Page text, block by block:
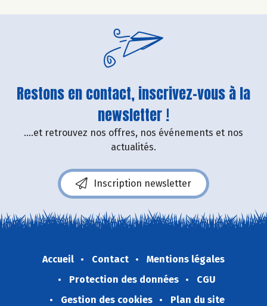
Restons en contact, inscrivez-vous à la
newsletter !
....et retrouvez nos offres, nos événements et nos
actualités.
Inscription newsletter
Accueil Contact
Mentions légales
Protection des données
CGU
Gestion des cookies
Plan du site